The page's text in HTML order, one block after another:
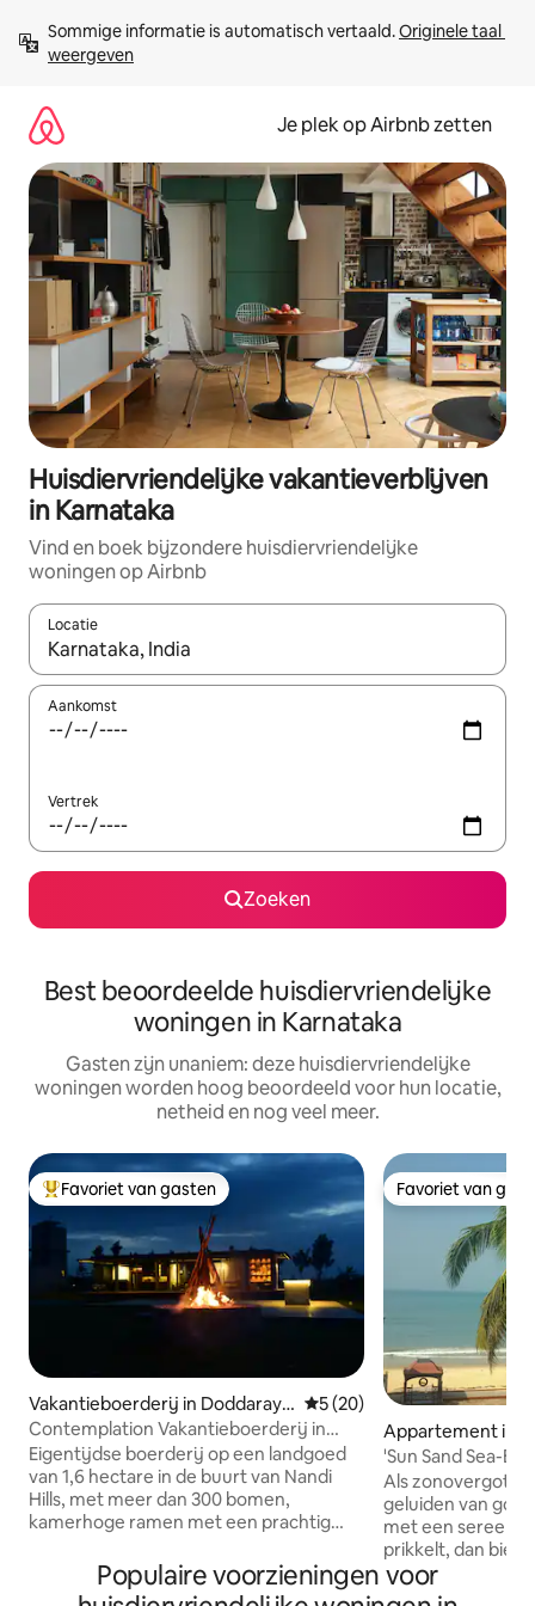
direct
naar
Sommige informatie is automatisch vertaald. Originele taal
weergeven
Je plek op Airbnb zetten
Huisdiervriendelijke vakantieverblijven
in Karnataka
Vind en boek bijzondere huisdiervriendelijke
woningen op Airbnb
Locatie
Wanneer er resultaten beschikbaar zijn, maak je een keuze
Aankomst
Vertrek
Zoeken
Best beoordeelde huisdiervriendelijke
woningen in Karnataka
Gasten zijn unaniem: deze huisdiervriendelijke
woningen worden hoog beoordeeld voor hun locatie,
netheid en nog veel meer.
Topfavoriet van gasten
Favoriet van gasten
Vakantieboerderij in Doddaraya
ppanahalli
Gemiddelde beoordeling
5 (20)
Contemplation Vakantieboerderij in
Nandi Hills
Eigentijdse boerderij op een landgoed
van 1,6 hectare in de buurt van Nandi
Hills, met meer dan 300 bomen,
kamerhoge ramen met een prachtig
sculpturen op het hele terrein.
Slaapplaats voor 2 personen, met ruimte
Favoriet van
Favoriet van
Appartement in
di
'Sun Sand Sea-
Staycations
Als
geluiden van
met een sereen
prikkelt, dan
appartement
en de
Populaire voorzieningen voor